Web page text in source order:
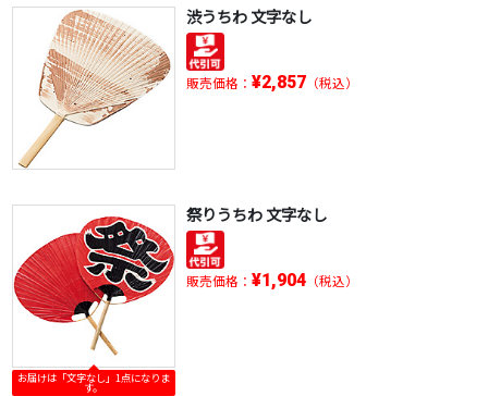
渋うちわ 文字なし
販売価格： ¥2,857（税込）
お届けは「文字なし」1点になりま
す。
祭りうちわ 文字なし
販売価格： ¥1,904（税込）